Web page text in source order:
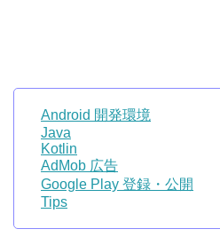
Android 開発環境
Java
Kotlin
AdMob 広告
Google Play 登録・公開
Tips